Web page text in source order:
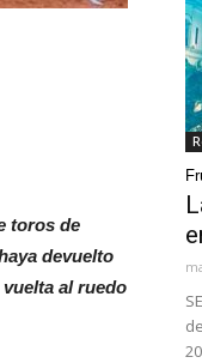
toros de
devuelto
al ruedo